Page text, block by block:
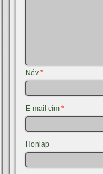
Név*
E-mail cím*
Honlap